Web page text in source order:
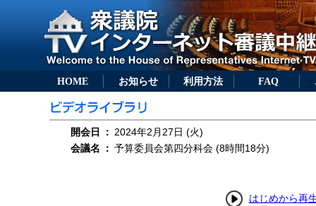
HOME お知らせ 利用方法 FAQ
開会日 ： 2024年2月27日 (火)
会議名
： 予算委員会第四分科会 (8時間18分)
はじめから再